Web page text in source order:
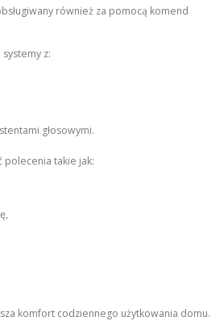
również za pomocą komend
z:
głosowymi.
polecenia takie jak:
komfort codziennego użytkowania domu.